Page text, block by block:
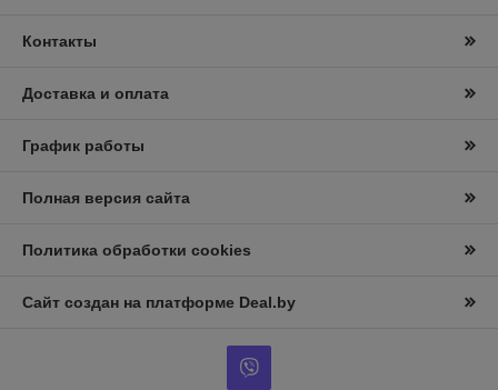
Контакты
Доставка и оплата
График работы
Полная версия сайта
Политика обработки cookies
Сайт создан на платформе Deal.by